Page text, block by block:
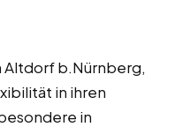
b.Nürnberg,
in ihren
in